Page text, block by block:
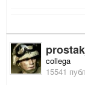
collega
15541